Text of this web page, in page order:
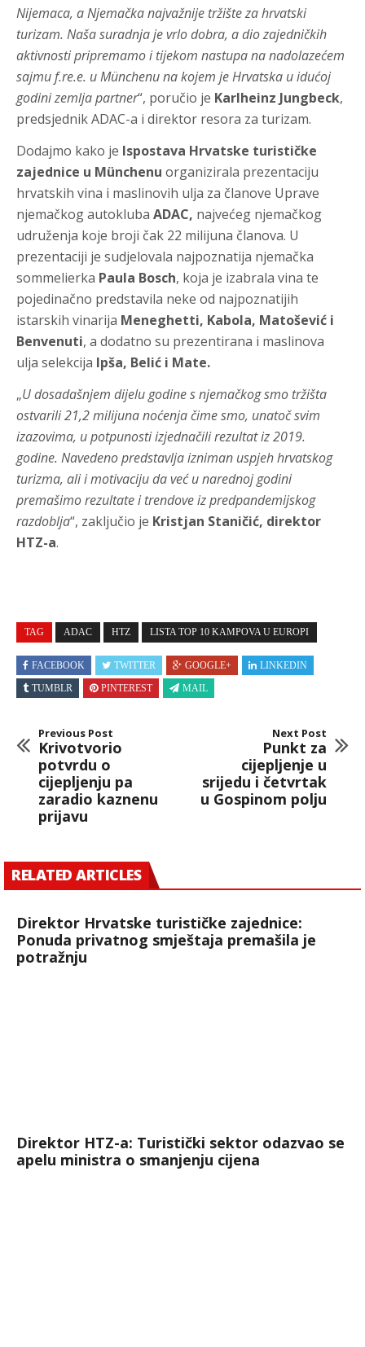
Nijemaca, a Njemačka najvažnije tržište za hrvatski
turizam. Naša suradnja je vrlo dobra, a dio zajedničkih
aktivnosti pripremamo i tijekom nastupa na nadolazećem
sajmu f.re.e. u Münchenu na kojem je Hrvatska u idućoj
godini zemlja partner“, poručio je Karlheinz Jungbeck,
predsjednik ADAC-a i direktor resora za turizam.
Dodajmo kako je Ispostava Hrvatske turističke
zajednice u Münchenu organizirala prezentaciju
hrvatskih vina i maslinovih ulja za članove Uprave
njemačkog autokluba ADAC, najvećeg njemačkog
udruženja koje broji čak 22 milijuna članova. U
prezentaciji je sudjelovala najpoznatija njemačka
sommelierka Paula Bosch, koja je izabrala vina te
pojedinačno predstavila neke od najpoznatijih
istarskih vinarija Meneghetti, Kabola, Matošević i
Benvenuti, a dodatno su prezentirana i maslinova
ulja selekcija Ipša, Belić i Mate.
„U dosadašnjem dijelu godine s njemačkog smo tržišta
ostvarili 21,2 milijuna noćenja čime smo, unatoč svim
izazovima, u potpunosti izjednačili rezultat iz 2019.
godine. Navedeno predstavlja izniman uspjeh hrvatskog
turizma, ali i motivaciju da već u narednoj godini
premašimo rezultate i trendove iz predpandemijskog
razdoblja“, zaključio je Kristjan Staničić, direktor
HTZ-a.
TAG ADAC HTZ LISTA TOP 10 KAMPOVA U EUROPI
FACEBOOK TWITTER GOOGLE+
LINKEDIN
TUMBLR
PINTEREST MAIL
Previous Post
Krivotvorio
potvrdu o
cijepljenju pa
zaradio kaznenu
prijavu
Next Post
Punkt za
cijepljenje u
srijedu i četvrtak
u Gospinom polju
RELATED ARTICLES
Direktor Hrvatske turističke zajednice:
Ponuda privatnog smještaja premašila je
potražnju
Direktor HTZ-a: Turistički sektor odazvao se
apelu ministra o smanjenju cijena